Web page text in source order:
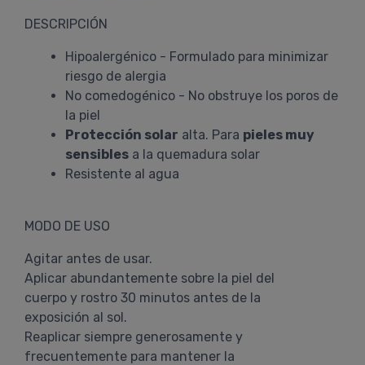
DESCRIPCIÓN
Hipoalergénico - Formulado para minimizar
riesgo de alergia
No comedogénico - No obstruye los poros de
la piel
Protección solar alta. Para pieles muy
sensibles a la quemadura solar
Resistente al agua
MODO DE USO
Agitar antes de usar.
Aplicar abundantemente sobre la piel del
cuerpo y rostro 30 minutos antes de la
exposición al sol.
Reaplicar siempre generosamente y
frecuentemente para mantener la